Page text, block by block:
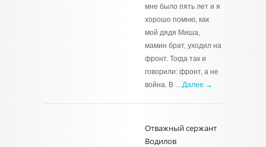
мне было пять лет и я
хорошо помню, как
мой дядя Миша,
мамин брат, уходил на
фронт. Тогда так и
говорили: фронт, а не
война. В …Далее →
Отважный сержант
Водилов